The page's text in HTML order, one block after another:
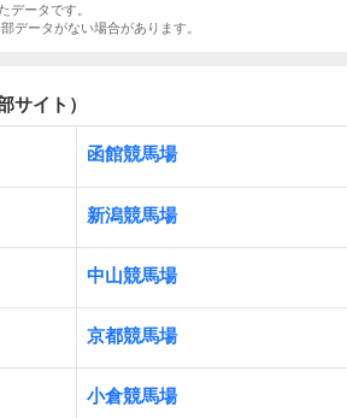
データです。
データがない場合があります。
サイト）
函館競馬場
新潟競馬場
中山競馬場
京都競馬場
小倉競馬場